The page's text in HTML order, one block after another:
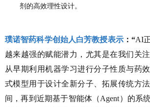
剂的高效理性设计。
璞诺智药科学创始人白芳教授表示：“AI
越来越强的赋能潜力，尤其是在我们关
从早期利用机器学习进行分子性质与药
式模型用于设计全新分子、拓展传统方
间，再到近期基于智能体（Agent）的系